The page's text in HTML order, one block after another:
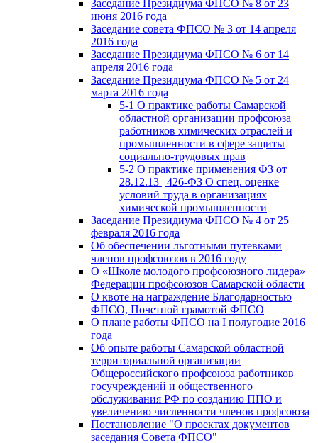
Заседание Президиума ФПСО № 8 от 23
июня 2016 года
Заседание совета ФПСО № 3 от 14 апреля
2016 года
Заседание Президиума ФПСО № 6 от 14
апреля 2016 года
Заседание Президиума ФПСО № 5 от 24
марта 2016 года
5-1 О практике работы Самарской
областной организации профсоюза
работников химических отраслей и
промышленности в сфере защиты
социально-трудовых прав
5-2 О практике применения ФЗ от
28.12.13 ¦ 426-ФЗ О спец. оценке
условий труда в организациях
химической промышленности
Заседание Президиума ФПСО № 4 от 25
февраля 2016 года
Об обеспечении льготными путевками
членов профсоюзов в 2016 году
О «Школе молодого профсоюзного лидера»
Федерации профсоюзов Самарской области
О квоте на награждение Благодарностью
ФПСО, Почетной грамотой ФПСО
О плане работы ФПСО на I полугодие 2016
года
Об опыте работы Самарской областной
территориальной организации
Общероссийского профсоюза работников
госучреждений и общественного
обслуживания РФ по созданию ППО и
увеличению численности членов профсоюза
Постановление "О проектах документов
заседания Совета ФПСО"